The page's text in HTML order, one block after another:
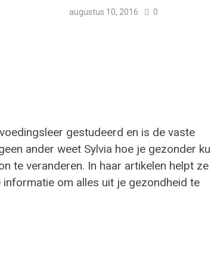
augustus 10, 2016 0
gestudeerd en is de vaste
ander weet Sylvia hoe je gezonder
te veranderen. In haar artikelen helpt ze
om alles uit je gezondheid te